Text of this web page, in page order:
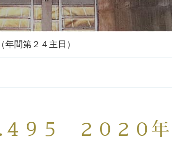
間第２４主日）
９５ ２０２０年